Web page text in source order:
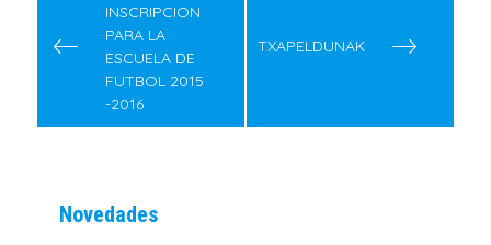
entradasINSCRIPCION
PARA LA
ESCUELA DE
FUTBOL 2015
-2016
TXAPELDUNAK
Novedades